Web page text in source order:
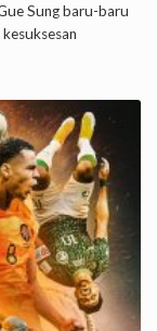
Sung baru-baru